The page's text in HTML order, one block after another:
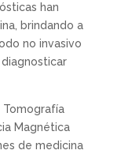
han
brindando a
no invasivo
Tomografía
Magnética
de medicina